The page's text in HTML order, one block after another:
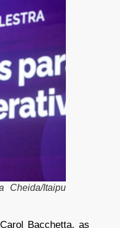
Cheida/Itaipu
Bacchetta, as